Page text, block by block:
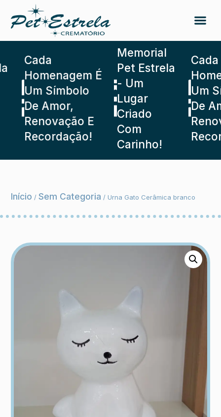
Cada
Homenagem É
Um Símbolo
De Amor,
Renovação E
Recordação!
Memorial
Pet Estrela
- Um
Lugar
Criado
Com
Carinho!
Cada
Um
De
Início /Sem Categoria / Urna Gato Cerâmica branco